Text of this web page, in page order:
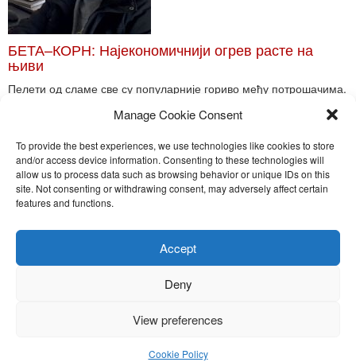
Manage Cookie Consent
To provide the best experiences, we use technologies like cookies to store
and/or access device information. Consenting to these technologies will
allow us to process data such as browsing behavior or unique IDs on this
site. Not consenting or withdrawing consent, may adversely affect certain
features and functions.
Accept
Deny
View preferences
Cookie Policy
БЕТА–КОРН: Најекономичнији огрев расте на
њиви
Пелети од сламе све су популарније гориво међу потрошачима.
Toggle
Nira Press d.o.o.
Sadržaj ovog sajta je zakonom zaštićena intelektualna svojina
kopiranje, objavljivanje celine ili delova bilo kog proizvoda NiraPress